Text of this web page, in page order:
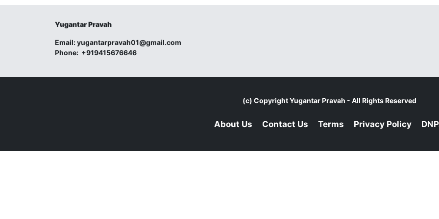
Yugantar Pravah
Email:yugantarpravah01@gmail.com
Phone: +919415676646
(c) CopyrightYugantar Pravah - All Rights Reserved
About Us Contact Us Terms Privacy Policy